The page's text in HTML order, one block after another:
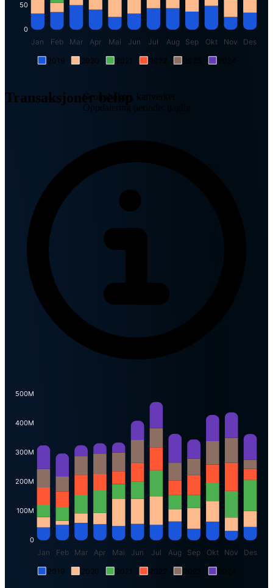
2019 2020 2021
50
0
Jan Feb Mar Apr Mai Jun Jul Aug Sep Okt Nov Des
Transaksjoner beløp
Grunnboken, kartverket
Oppdatering periode: daglig
2019 2020 2021 2022
500M
400M
300M
200M
100M
0
Jan Feb Mar Apr Mai Jun Jul Aug Sep Okt Nov Des